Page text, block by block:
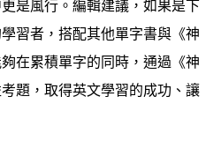
是風行。編輯建議，如果是下
習者，搭配其他單字書與《神
在累積單字的同時，通過《神
題，取得英文學習的成功、讓